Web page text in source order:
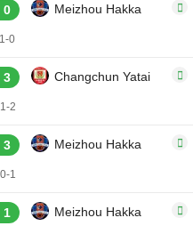
0 Meizhou Hakka
0
3 Changchun Yatai
2
3 Meizhou Hakka
1
1 Meizhou Hakka